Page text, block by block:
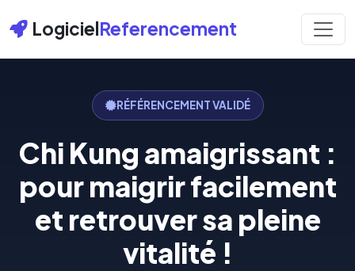
LogicielReferencement
RÉFÉRENCEMENT VALIDÉ
Chi Kung amaigrissant :
pour maigrir facilement
et retrouver sa pleine
vitalité !